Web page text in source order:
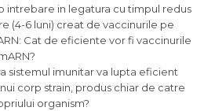
intrebare in legatura cu timpul redus
(4-6 luni) creat de vaccinurile pe
Cat de eficiente vor fi vaccinurile
sistemul imunitar va lupta eficient
corp strain, produs chiar de catre
organism?